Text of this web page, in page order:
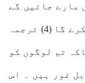
مارے جائیں گے
اللہ ان کے اعمال کو ہرگز ضائع نہ کرے گا (4) ترجمہ
تم لوگوں کو
غور ہیں ۔ اس